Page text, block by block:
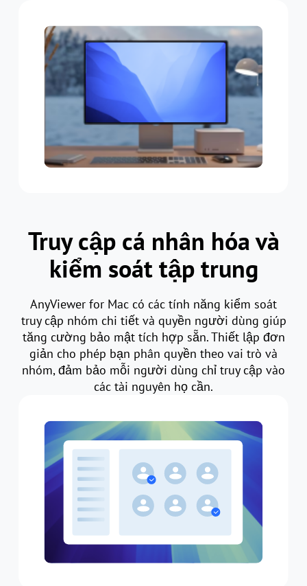
Truy cập cá nhân hóa và
kiểm soát tập trung
AnyViewer for Mac có các tính năng kiểm soát
truy cập nhóm chi tiết và quyền người dùng giúp
tăng cường bảo mật tích hợp sẵn. Thiết lập đơn
giản cho phép bạn phân quyền theo vai trò và
nhóm, đảm bảo mỗi người dùng chỉ truy cập vào
các tài nguyên họ cần.